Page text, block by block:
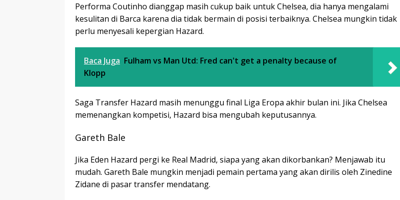
Performa Coutinho dianggap masih cukup baik untuk Chelsea, dia hanya mengalami
kesulitan di Barca karena dia tidak bermain di posisi terbaiknya. Chelsea mungkin tidak
perlu menyesali kepergian Hazard.
Baca Juga Fulham vs Man Utd: Fred can't get a penalty because of
Klopp
Saga Transfer Hazard masih menunggu final Liga Eropa akhir bulan ini. Jika Chelsea
memenangkan kompetisi, Hazard bisa mengubah keputusannya.
Gareth Bale
Jika Eden Hazard pergi ke Real Madrid, siapa yang akan dikorbankan? Menjawab itu
mudah. Gareth Bale mungkin menjadi pemain pertama yang akan dirilis oleh Zinedine
Zidane di pasar transfer mendatang.